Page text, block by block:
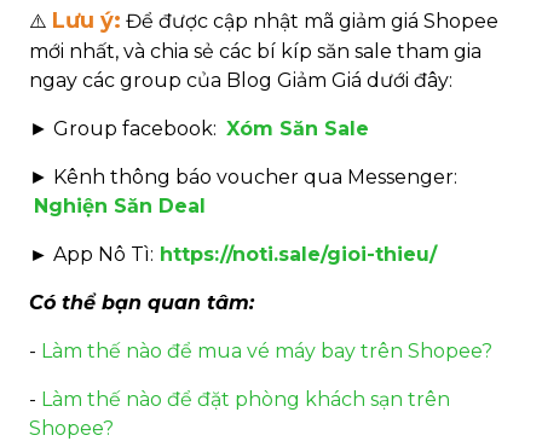
⚠️ Lưu ý: Để được cập nhật mã giảm giá Shopee
mới nhất, và chia sẻ các bí kíp săn sale tham gia
ngay các group của Blog Giảm Giá dưới đây:
► Group facebook: Xóm Săn Sale
► Kênh thông báo voucher qua Messenger:
Nghiện Săn Deal
► App Nô Tì: https://noti.sale/gioi-thieu/
Có thể bạn quan tâm:
- Làm thế nào để mua vé máy bay trên Shopee?
- Làm thế nào để đặt phòng khách sạn trên
Shopee?